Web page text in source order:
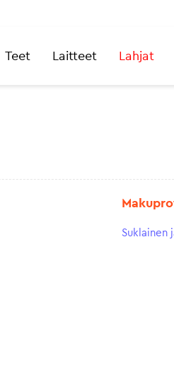
Teet Laitteet Lahjat
Suklainen